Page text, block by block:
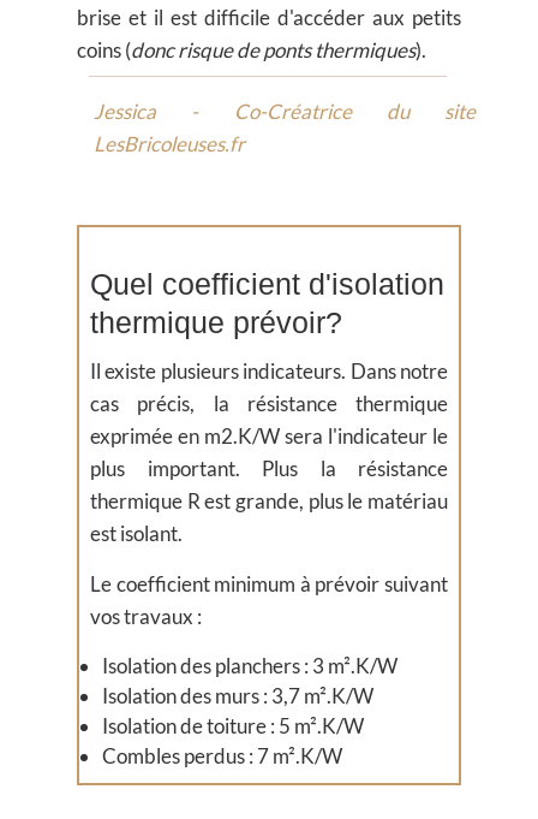
brise et il est difficile d'accéder aux petits
coins (donc risque de ponts thermiques).
Jessica - Co-Créatrice du site
LesBricoleuses.fr
Quel coefficient d'isolation
thermique prévoir?
Il existe plusieurs indicateurs. Dans notre
cas précis, la résistance thermique
exprimée en m2.K/W sera l'indicateur le
plus important. Plus la résistance
thermique R est grande, plus le matériau
est isolant.
Le coefficient minimum à prévoir suivant
vos travaux :
Isolation des planchers : 3 m².K/W
Isolation des murs : 3,7 m².K/W
Isolation de toiture : 5 m².K/W
Combles perdus : 7 m².K/W